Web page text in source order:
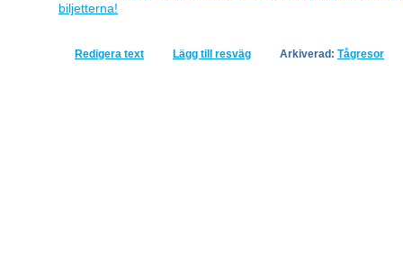
biljetterna!
Redigera text Lägg till resväg Arkiverad: Tågresor